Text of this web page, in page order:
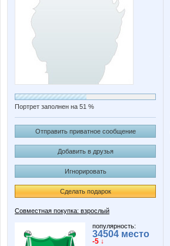
Портрет заполнен на 51 %
Отправить приватное сообщение
Добавить в друзья
Игнорировать
Сделать подарок
Совместная покупка: взрослый
популярность:
34504 место
-5 ↓